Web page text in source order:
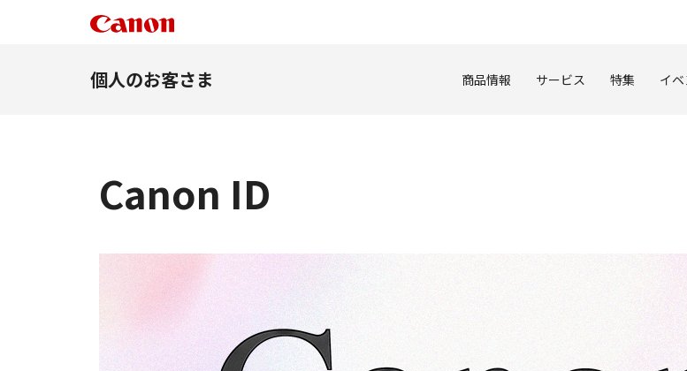
個人のお客さま 商品情報 サービス 特集 イ
Canon ID